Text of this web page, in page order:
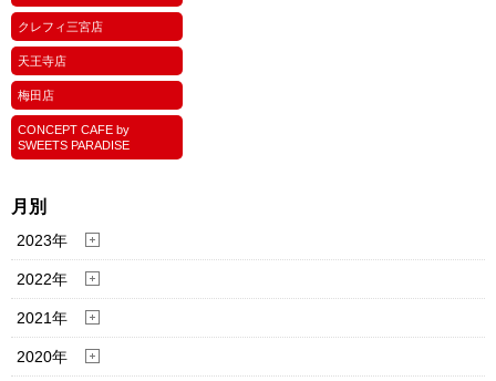
クレフィ三宮店
天王寺店
梅田店
CONCEPT CAFE by
SWEETS PARADISE
月別
2023年
2022年
2021年
2020年